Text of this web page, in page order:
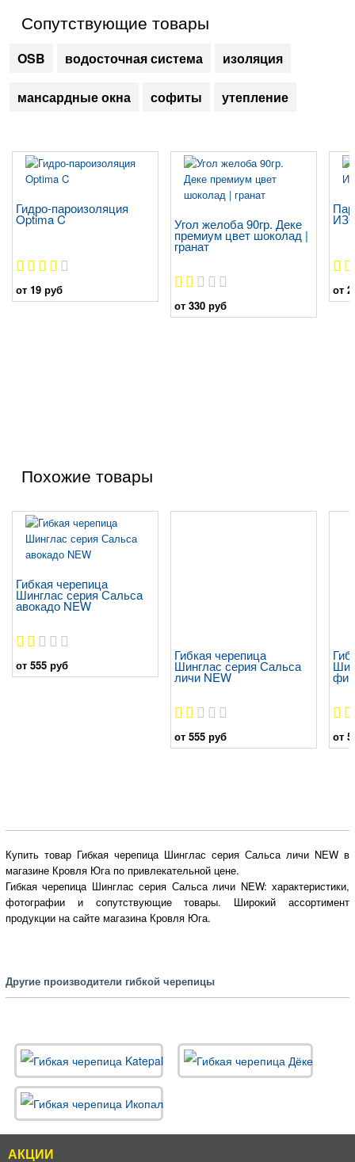
Сопутствующие товары
OSB водосточная система изоляция
мансардные окна софиты утепление
Гидро-пароизоляция
Optima C
от 19 руб
Угол желоба 90гр. Деке
премиум цвет шоколад |
гранат
от 330 руб
от
Похожие товары
Гибкая черепица
Шинглас серия Сальса
авокадо NEW
от 555 руб
Гибкая черепица
Шинглас серия Сальса
личи NEW
от 555 руб от
Купить товар Гибкая черепица Шинглас серия Сальса личи NEW в
магазине Кровля Юга по привлекательной цене.
Гибкая черепица Шинглас серия Сальса личи NEW: характеристики,
фотографии и сопутствующие товары. Широкий ассортимент
продукции на сайте магазина Кровля Юга.
Другие производители гибкой черепицы
АКЦИИ